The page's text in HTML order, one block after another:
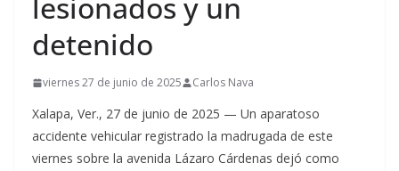
lesionados y un
detenido
viernes 27 de junio de 2025 Carlos Nava
Xalapa, Ver., 27 de junio de 2025 — Un aparatoso
accidente vehicular registrado la madrugada de este
viernes sobre la avenida Lázaro Cárdenas dejó como